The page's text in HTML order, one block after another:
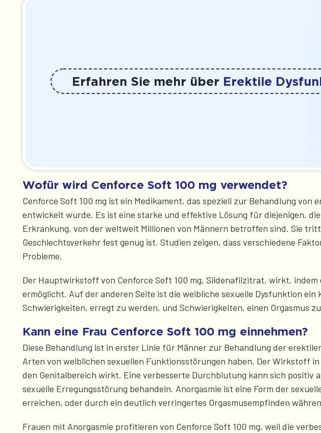
Erfahren Sie mehr über Erektile
Wofür wird Cenforce Soft 100 mg verwendet?
Cenforce Soft 100 mg ist ein Medikament, das speziell zur Behandlung
entwickelt wurde. Es ist eine starke und effektive Lösung für diejenigen,
Erkrankung, von der weltweit Millionen von Männern betroffen sind. Sie
Geschlechtsverkehr fest genug ist. Studien zeigen, dass verschiedene
Probleme.
Der Hauptwirkstoff von Cenforce Soft 100 mg, Sildenafilzitrat, wirkt,
ermöglicht. Auf der anderen Seite ist die weibliche sexuelle Dysfunktion
Schwierigkeiten, erregt zu werden, und Schwierigkeiten, einen Orgasmus
Kann eine Frau Cenforce Soft 100 mg einnehmen?
Diese Behandlung ist in erster Linie für Männer zur Behandlung der
Arten von weiblichen sexuellen Funktionsstörungen haben. Der Wirkstoff
den Genitalbereich wirkt. Eine verbesserte Durchblutung kann sich positiv
sexuelle Erregungsstörung behandeln. Anorgasmie ist eine Form der
erreichen, oder durch ein deutlich verringertes Orgasmusempfinden
Frauen mit Anorgasmie profitieren von Cenforce Soft 100 mg, weil die